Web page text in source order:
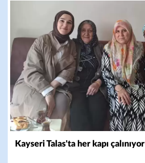
Kayseri Talas'ta her kapı çalınıyor